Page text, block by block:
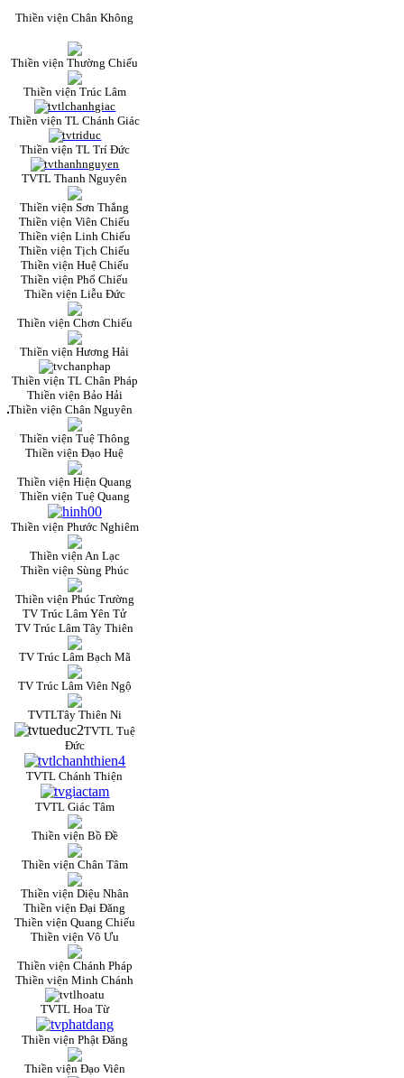
Thiền viện Chân Không
Thiền viện Thường Chiếu
Thiền viện Trúc Lâm
Thiền viện TL Chánh Giác
Thiền viện TL Trí Đức
TVTL Thanh Nguyên
Thiền viện Sơn Thắng
Thiền viện Viên Chiếu
Thiền viện Linh Chiếu
Thiền viện Tịch Chiếu
Thiền viện Huệ Chiếu
Thiền viện Phổ Chiếu
Thiền viện Liễu Đức
Thiền viện Chơn Chiếu
Thiền viện Hương Hải
Thiền viện TL Chân Pháp
Thiền viện Bảo Hải
Thiền viện Chân Nguyên
Thiền viện Tuệ Thông
Thiền viện Đạo Huệ
Thiền viện Hiện Quang
Thiền viện Tuệ Quang
Thiền viện Phước Nghiêm
Thiền viện An Lạc
Thiền viện Sùng Phúc
Thiền viện Phúc Trường
TV Trúc Lâm Yên Tử
TV Trúc Lâm Tây Thiên
TV Trúc Lâm Bạch Mã
TV Trúc Lâm Viên Ngộ
TVTLTây Thiên Ni
TVTL Tuệ
Đức
TVTL Chánh Thiện
TVTL Giác Tâm
Thiền viện Bồ Đề
Thiền viện Chân Tâm
Thiền viện Diệu Nhân
Thiền viện Đại Đăng
Thiền viện Quang Chiếu
Thiền viện Vô Ưu
Thiền viện Chánh Pháp
Thiền viện Minh Chánh
TVTL Hoa Từ
Thiền viện Phật Đăng
Thiền viện Đạo Viên